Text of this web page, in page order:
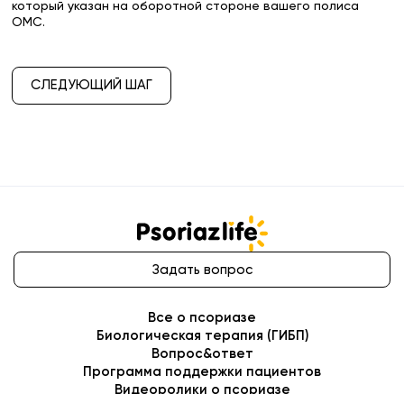
который указан на оборотной стороне вашего полиса
ОМС.
СЛЕДУЮЩИЙ ШАГ
Задать вопрос
Все о псориазе
Биологическая терапия (ГИБП)
Вопрос&ответ
Программа поддержки пациентов
Видеоролики о псориазе